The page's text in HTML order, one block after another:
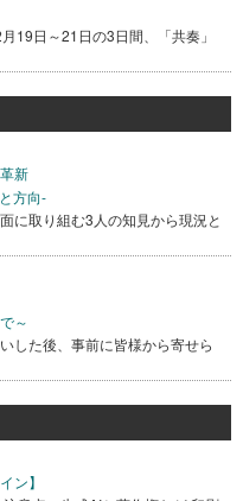
19日～21日の3日間、「共奏」
新
方向-
に取り組む3人の知見から現況と
～
した後、事前に皆様から寄せら
ン】